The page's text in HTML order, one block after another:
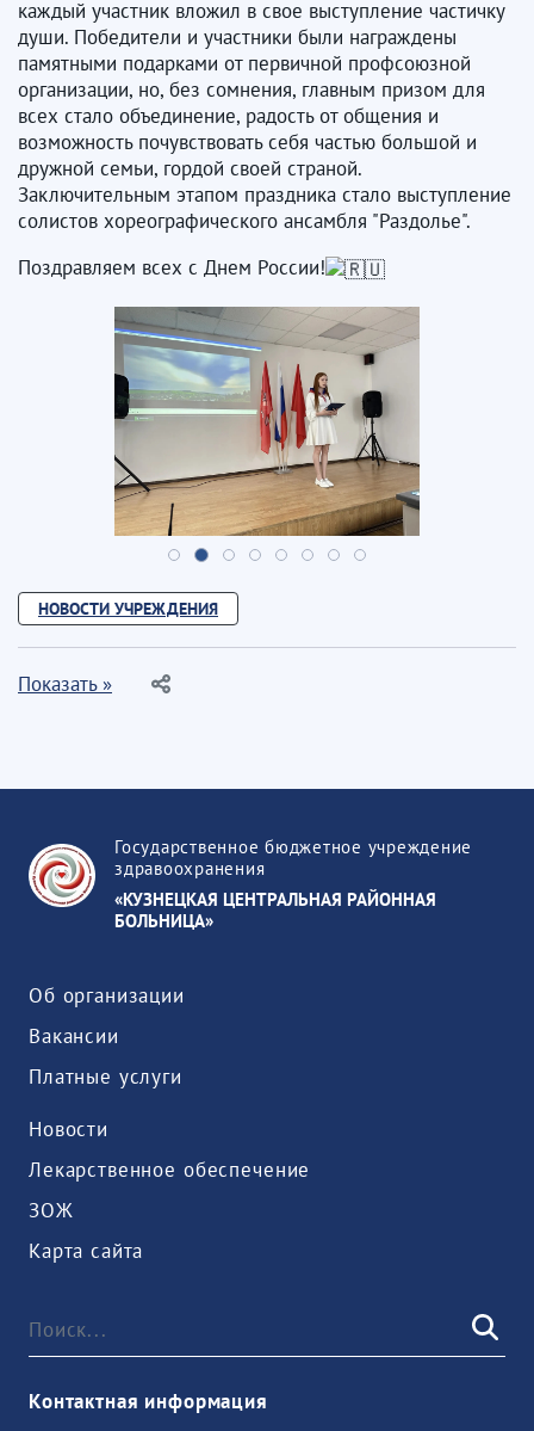
каждый участник вложил в свое выступление частичку
души. Победители и участники были награждены
памятными подарками от первичной профсоюзной
организации, но, без сомнения, главным призом для
всех стало объединение, радость от общения и
возможность почувствовать себя частью большой и
дружной семьи, гордой своей страной.
Заключительным этапом праздника стало выступление
солистов хореографического ансамбля "Раздолье".
Поздравляем всех с Днем России!
НОВОСТИ УЧРЕЖДЕНИЯ
Показать »
Государственное бюджетное учреждение
здравоохранения
«КУЗНЕЦКАЯ ЦЕНТРАЛЬНАЯ РАЙОННАЯ
БОЛЬНИЦА»
Об организации
Вакансии
Платные услуги
Новости
Лекарственное обеспечение
ЗОЖ
Карта сайта
Контактная информация